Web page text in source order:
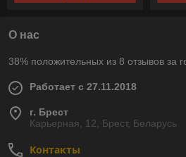
О нас
38% положительных из 8 отзывов за
Работает с 27.11.2018
г. Брест
Карьерная, 12, Брест, Беларусь
Контакты